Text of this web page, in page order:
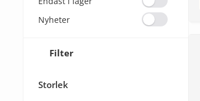
Nyheter
Filter
Storlek